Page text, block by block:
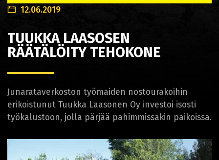
12.06.2019
TUUKKA LAASOSEN
RÄÄTÄLÖITY TEHOKONE
Junarataverkoston työmaiden nostourakoihin
erikoistunut Tuukka Laasonen Oy investoi isosti
työkalustoon, jolla pärjää pahimmissakin paikoissa.